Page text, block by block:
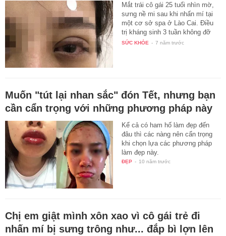
Mắt trái cô gái 25 tuổi nhìn mờ,
sưng nề mi sau khi nhấn mí tại
một cơ sở spa ở Lào Cai. Điều
trị kháng sinh 3 tuần không đỡ
cô…
SỨC KHỎE - 7 năm trước
Muốn "tút lại nhan sắc" đón Tết, nhưng bạn
cần cẩn trọng với những phương pháp này
Kể cả có ham hố làm đẹp đến
đâu thì các nàng nên cẩn trọng
khi chọn lựa các phương pháp
làm đẹp này.
ĐẸP - 10 năm trước
Chị em giật mình xôn xao vì cô gái trẻ đi
nhấn mí bị sưng trông như... đắp bì lợn lên